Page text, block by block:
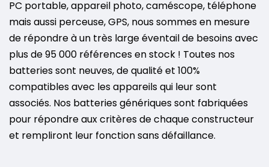
PC portable, appareil photo, caméscope, téléphone
mais aussi perceuse, GPS, nous sommes en mesure
de répondre à un très large éventail de besoins avec
plus de 95 000 références en stock ! Toutes nos
batteries sont neuves, de qualité et 100%
compatibles avec les appareils qui leur sont
associés. Nos batteries génériques sont fabriquées
pour répondre aux critères de chaque constructeur
et rempliront leur fonction sans défaillance.